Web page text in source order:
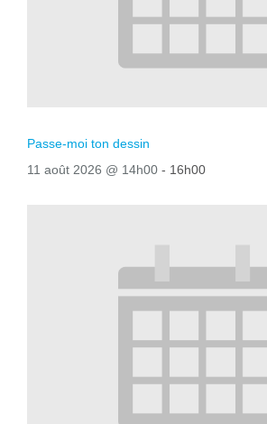
Passe-moi ton dessin
11 août 2026 @ 14h00 - 16h00